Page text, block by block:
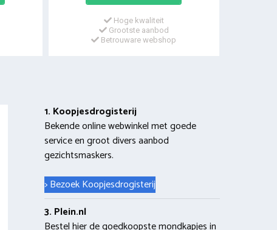
Hoge kwaliteit
Grootste aanbod
Betrouware webshop
1. Koopjesdrogisterij
Bekende online webwinkel met goede
service en groot divers aanbod
gezichtsmaskers.
> Bezoek Koopjesdrogisterij
3. Plein.nl